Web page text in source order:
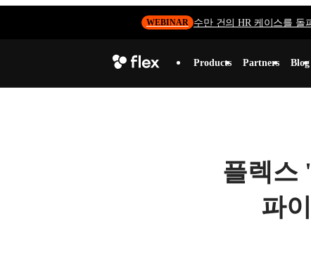
WEBINAR 수만 건의 HR 케이스를 돌
Products Partners Blog
플렉스
파